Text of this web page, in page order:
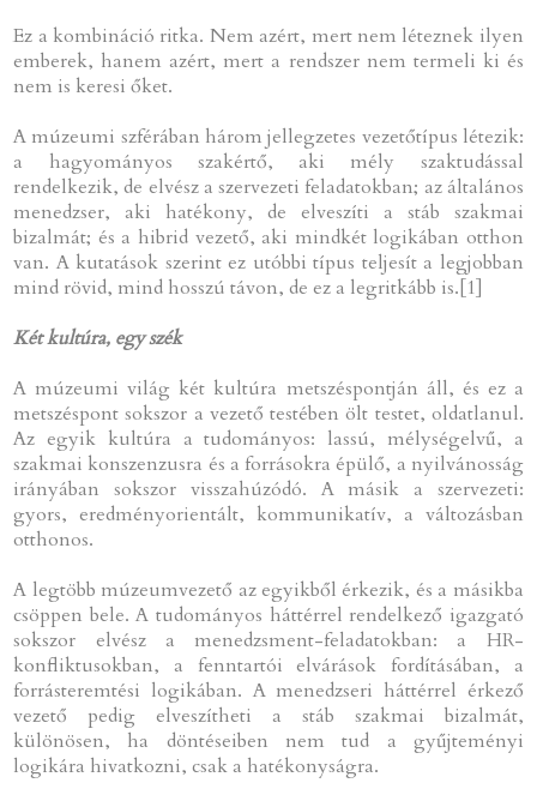
Ez a kombináció ritka. Nem azért, mert nem léteznek ilyen
emberek, hanem azért, mert a rendszer nem termeli ki és
nem is keresi őket.
A múzeumi szférában három jellegzetes vezetőtípus létezik:
a hagyományos szakértő, aki mély szaktudással
rendelkezik, de elvész a szervezeti feladatokban; az általános
menedzser, aki hatékony, de elveszíti a stáb szakmai
bizalmát; és a hibrid vezető, aki mindkét logikában otthon
van. A kutatások szerint ez utóbbi típus teljesít a legjobban
mind rövid, mind hosszú távon, de ez a legritkább is.[1]
Két kultúra, egy szék
A múzeumi világ két kultúra metszéspontján áll, és ez a
metszéspont sokszor a vezető testében ölt testet, oldatlanul.
Az egyik kultúra a tudományos: lassú, mélységelvű, a
szakmai konszenzusra és a forrásokra épülő, a nyilvánosság
irányában sokszor visszahúzódó. A másik a szervezeti:
gyors, eredményorientált, kommunikatív, a változásban
otthonos.
A legtöbb múzeumvezető az egyikből érkezik, és a másikba
csöppen bele. A tudományos háttérrel rendelkező igazgató
sokszor elvész a menedzsment-feladatokban: a HR-
konfliktusokban, a fenntartói elvárások fordításában, a
forrásteremtési logikában. A menedzseri háttérrel érkező
vezető pedig elveszítheti a stáb szakmai bizalmát,
különösen, ha döntéseiben nem tud a gyűjteményi
logikára hivatkozni, csak a hatékonyságra.